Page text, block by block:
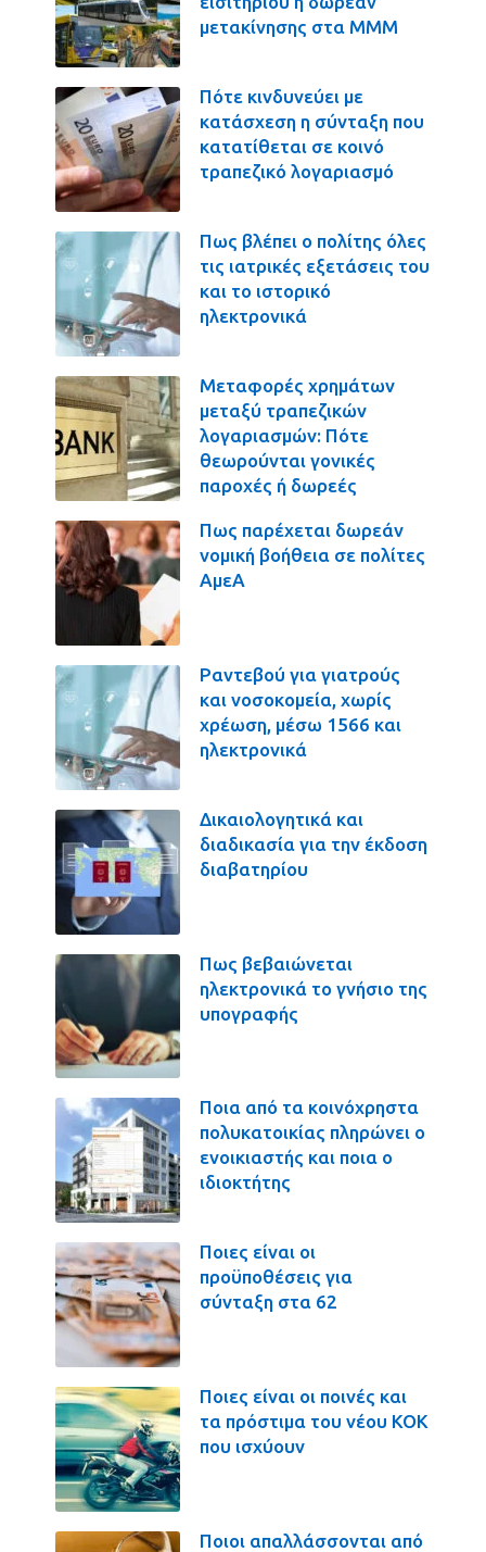
μετακίνησης στα ΜΜΜ
Πότε κινδυνεύει με
κατάσχεση η σύνταξη που
κατατίθεται σε κοινό
τραπεζικό λογαριασμό
Πως βλέπει ο πολίτης όλες
τις ιατρικές εξετάσεις του
και το ιστορικό
ηλεκτρονικά
Μεταφορές χρημάτων
μεταξύ τραπεζικών
λογαριασμών: Πότε
θεωρούνται γονικές
παροχές ή δωρεές
Πως παρέχεται δωρεάν
νομική βοήθεια σε πολίτες
ΑμεΑ
Ραντεβού για γιατρούς
και νοσοκομεία, χωρίς
χρέωση, μέσω 1566 και
ηλεκτρονικά
Δικαιολογητικά και
διαδικασία για την έκδοση
διαβατηρίου
Πως βεβαιώνεται
ηλεκτρονικά το γνήσιο της
υπογραφής
Ποια από τα κοινόχρηστα
πολυκατοικίας πληρώνει ο
ενοικιαστής και ποια ο
ιδιοκτήτης
Ποιες είναι οι
προϋποθέσεις για
σύνταξη στα 62
Ποιες είναι οι ποινές και
τα πρόστιμα του νέου ΚΟΚ
που ισχύουν
Ποιοι απαλλάσσονται από